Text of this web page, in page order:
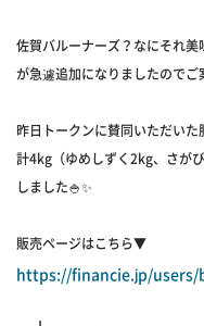
佐賀バルーナーズ？なにそれ
が急遽追加になりましたのでご
昨日トークンに賛同いただい
計4kg（ゆめしずく2kg、さが
しました🍚✨
販売ページはこちら▼
https://financie.jp/users/